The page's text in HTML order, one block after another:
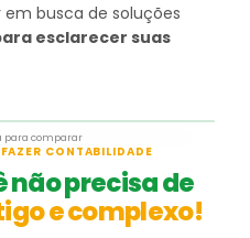
busca de soluções
esclarecer suas
Depois
para comparar
CONTABILIDADE
não precisa de
e complexo!